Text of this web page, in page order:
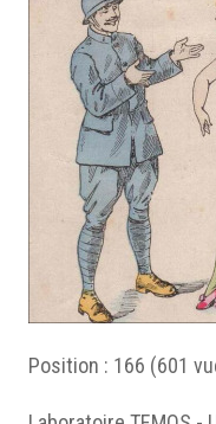
Position : 166 (601